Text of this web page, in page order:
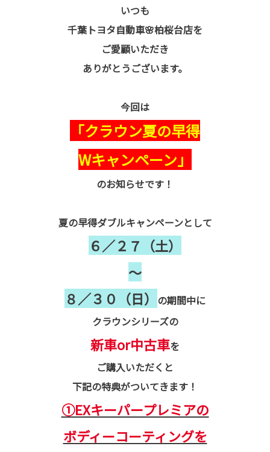
いつも
千葉トヨタ自動車🌸柏桜台店を
ご愛顧いただき
ありがとうございます。
今回は
「クラウン夏の早得
Wキャンペーン」
のお知らせです！
夏の早得ダブルキャンペーンとして
６／２７（土）
～
８／３０（日）
の期間中に
クラウンシリーズの
新車or中古車を
ご購入いただくと
下記の特典がついてきます！
①EXキーパープレミアの
ボディーコーティングを